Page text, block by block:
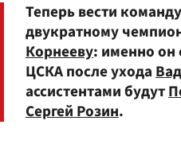
Теперь вести
двукратному
Корнееву: именно он
ЦСКА после ухода
ассистентами будут
Сергей Розин.